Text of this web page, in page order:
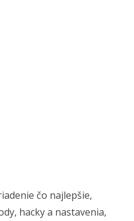
čo najlepšie,
hacky a nastavenia,